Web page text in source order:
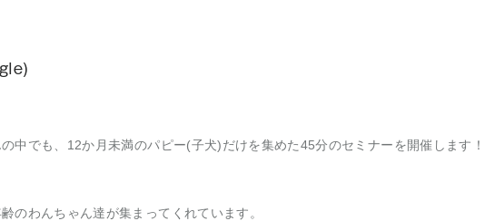
中でも、12か月未満のパピー(子犬)だけを集めた45分のセミナーを開催します！
のわんちゃん達が集まってくれています。